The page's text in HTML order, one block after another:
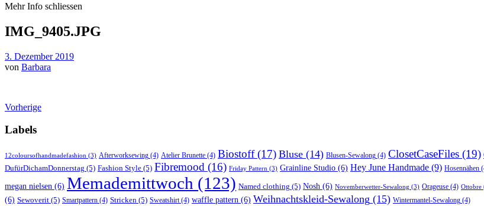
Mehr Info schliessen
IMG_9405.JPG
3. Dezember 2019
von Barbara
Vorherige
Labels
12coloursofhandmadefashion (3) Afterworksewing (4) Atelier Brunette (4) Biostoff(17) Bluse (14) Blusen-Sewalong (4) ClosetCaseFiles (19)
DufürDichamDonnerstag (5) Fashion Style (5) Fibremood (16) Friday Pattern (3) Grainline Studio (6) Hey June Handmade (9) Hosennähen
megan nielsen (6) Memademittwoch (123) Named clothing (5) Nosh (6) Novemberwetter-Sewalong (3) Orageuse (4) Ottobre
(6) Sewoverit (5) Smartpattern (4) Stricken (5) Sweatshirt(4) waffle pattern (6) Weihnachtskleid-Sewalong (15) Wintermantel-Sewalong (4)